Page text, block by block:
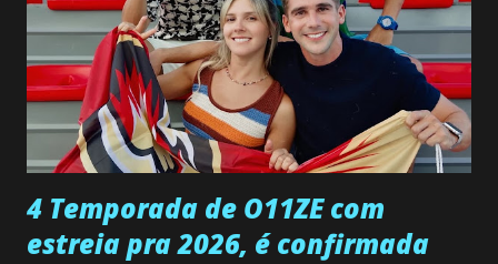
Paula sobre a suposta infidelidade de Gabriel com Joana.
Rogerio consegue se livrar de todas as suspeitas pelo
desaparecimento de Francisco, apontando que ele poderia
ter sido vítima da fúria de Gabriel. Artur informa a Gabriel
que a clínica inseminou por engano outra paciente, que está
...
4 Temporada de O11ZE com
estreia pra 2026, é confirmada